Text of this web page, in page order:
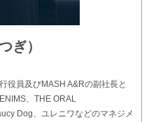
ぎ）
役員及びMASH A&Rの副社長と
、THE ORAL
Dog、ユレニワなどのマネジメ